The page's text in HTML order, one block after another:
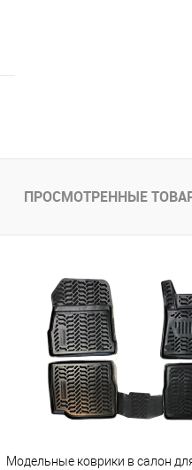
ПРОСМОТРЕННЫЕ
Модельные коврики в салон